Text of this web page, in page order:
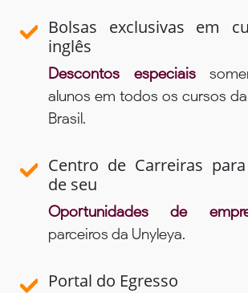
Bolsas exclusivas em
inglês
Descontos especiais
alunos em todos os cursos
Brasil.
Centro de Carreiras
de seu
Oportunidades de
parceiros da Unyleya.
Portal do Egresso